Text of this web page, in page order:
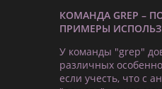
КОМАНДА GREP –
ПРИМЕРЫ
У команды "grep"
различных
если учесть, что с